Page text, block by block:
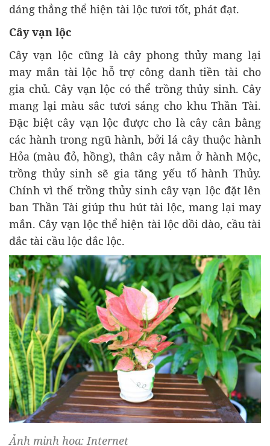
dáng thẳng thể hiện tài lộc tươi tốt, phát đạt.
Cây vạn lộc
Cây vạn lộc cũng là cây phong thủy mang lại
may mắn tài lộc hỗ trợ công danh tiền tài cho
gia chủ. Cây vạn lộc có thể trồng thủy sinh. Cây
mang lại màu sắc tươi sáng cho khu Thần Tài.
Đặc biệt cây vạn lộc được cho là cây cân bằng
các hành trong ngũ hành, bởi lá cây thuộc hành
Hỏa (màu đỏ, hồng), thân cây nằm ở hành Mộc,
trồng thủy sinh sẽ gia tăng yếu tố hành Thủy.
Chính vì thế trồng thủy sinh cây vạn lộc đặt lên
ban Thần Tài giúp thu hút tài lộc, mang lại may
mắn. Cây vạn lộc thể hiện tài lộc dồi dào, cầu tài
đắc tài cầu lộc đắc lộc.
Ảnh minh họa: Internet